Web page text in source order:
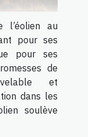
l’éolien au
pour ses
pour ses
de
et
dans les
soulève